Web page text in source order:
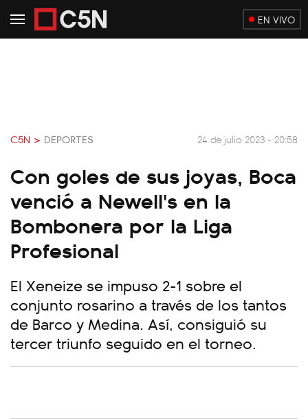
EN VIVO
C5N > DEPORTES 24 de julio 2023 - 20:58
Con goles de sus joyas, Boca
venció a Newell's en la
Bombonera por la Liga
Profesional
El Xeneize se impuso 2-1 sobre el
conjunto rosarino a través de los tantos
de Barco y Medina. Así, consiguió su
tercer triunfo seguido en el torneo.